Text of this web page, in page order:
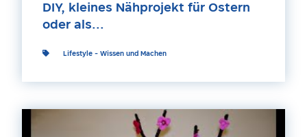
DIY, kleines Nähprojekt für Ostern
oder als...
Lifestyle - Wissen und Machen